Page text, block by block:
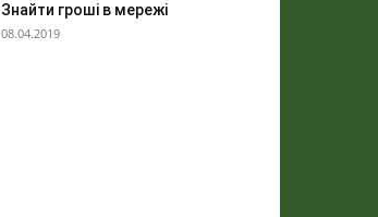
Знайти гроші в мережі
08.04.2019